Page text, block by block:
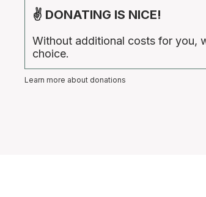
✌ DONATING IS NICE!
Without additional costs for you,
choice.
Learn more about donations